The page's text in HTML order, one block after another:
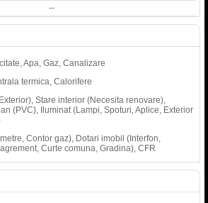
--
Apa, Gaz, Canalizare
termica, Calorifere
Stare interior (Necesita renovare),
(PVC), Iluminat (Lampi, Spoturi, Aplice, Exterior
Contor gaz), Dotari imobil (Interfon,
Curte comuna, Gradina), CFR